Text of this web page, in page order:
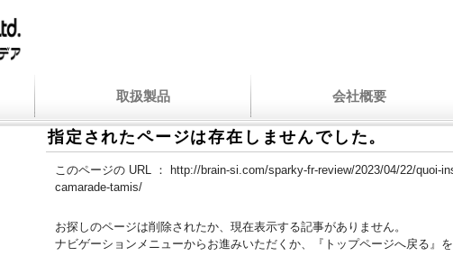
取扱製品 会社概要
指定されたページは存在しませんでした。
このページの URL ：
http://brain-si.com/sparky-fr-review/2023/04/22/quoi-
camarade-tamis/
お探しのページは削除されたか、現在表示する記事がありません。
ナビゲーションメニューからお進みいただくか、『トップページへ戻る』を